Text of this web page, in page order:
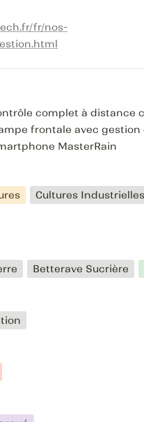
fr/nos-
complet à distance
frontale avec gestion
MasterRain
Cultures Industrielles
Betterave Sucrière